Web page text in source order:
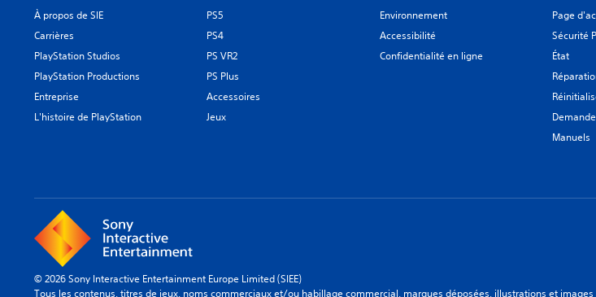
À propos de SIE
Carrières
PlayStation Studios
PlayStation Productions
Entreprise
L'histoire de PlayStation
PS5
PS4
PS VR2
PS Plus
Accessoires
Jeux
Environnement
Accessibilité
Confidentialité en ligne
Page
Sécurité
État
Manuels
© 2026 Sony Interactive Entertainment Europe Limited (SIEE)
Tous les contenus, titres de jeux, noms commerciaux et/ou habillage commercial, marques déposées, illustrations et